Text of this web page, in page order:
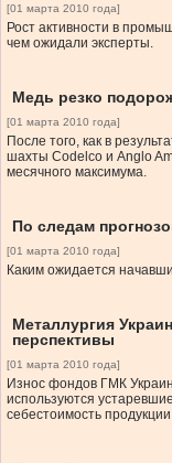
[01 марта 2010 года]
Рост активности в
чем ожидали эксперты.
Медь резко
[01 марта 2010 года]
После того, как в
шахты Codelco и Anglo
месячного максимума.
По следам
[01 марта 2010 года]
Каким ожидается
Металлургия
перспективы
[01 марта 2010 года]
Износ фондов ГМК
используются
себестоимость